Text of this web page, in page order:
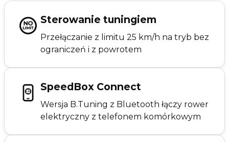
Sterowanie tuningiem
Przełączanie z limitu 25 km/h na tryb bez
ograniczeń i z powrotem
SpeedBox Connect
Wersja B.Tuning z Bluetooth łączy rower
elektryczny z telefonem komórkowym